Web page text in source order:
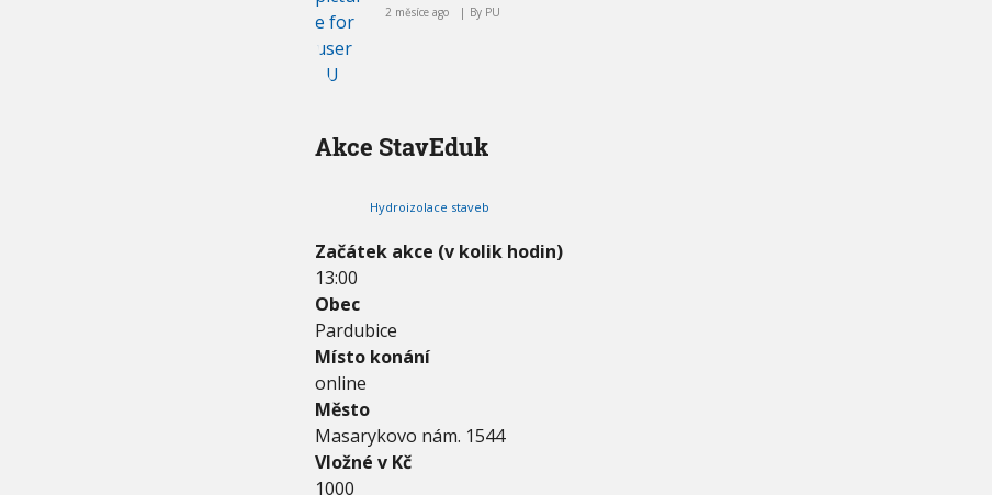
6
7
0
2 měsíce ago By PU
Akce StavEduk
Hydroizolace staveb
Začátek akce (v kolik hodin)
13:00
Obec
Pardubice
Místo konání
online
Město
Masarykovo nám. 1544
Vložné v Kč
1000